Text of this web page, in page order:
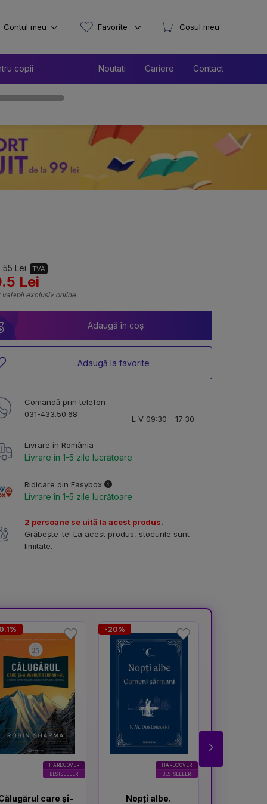
copii Noutati Cariere Contact
Contul meu Favorite Cosul meu
55 Lei TVA
Lei
valabil exclusiv online
Adaugă în coș
Adaugă la favorite
Comandă prin telefon
031-433.50.68
L-V 09:30 - 17:30
Livrare în România
Livrare în 1-5 zile lucrătoare
Ridicare din Easybox
Livrare în 1-5 zile lucrătoare
2 persoane se uită la acest produs.
Grăbește-te! La acest produs, stocurile sunt
limitate.
HARDCOVER
BESTSELLER
care și-
HARDCOVER
BESTSELLER
-20%
Nopți albe.